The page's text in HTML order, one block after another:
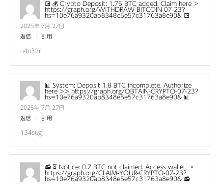
💽 💰 Crypto Deposit: 1.75 BTC added. Claim here >
https://graph.org/WITHDRAW-BITCOIN-07-23?
hs=10e76a9320ab8348e5e57c31763a8e90& 💽
2025年 7月 27日
返信
引用
n4n32r
📊 System: Deposit 1.8 BTC incomplete. Authorize
here >> https://graph.org/OBTAIN-CRYPTO-07-23?
hs=10e76a9320ab8348e5e57c31763a8e90& 📊
2025年 7月 27日
返信
引用
134sug
📻 ⏳ Notice: 0.7 BTC not claimed. Access wallet →
https://graph.org/CLAIM-YOUR-CRYPTO-07-23?
hs=10e76a9320ab8348e5e57c31763a8e90& 📻